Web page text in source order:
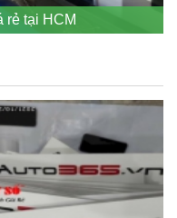
rẻ tại HCM